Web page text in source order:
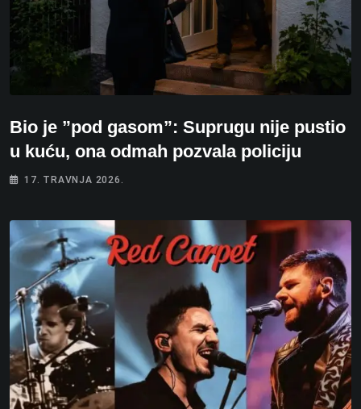
Bio je ”pod gasom”: Suprugu nije pustio
u kuću, ona odmah pozvala policiju
17. TRAVNJA 2026.